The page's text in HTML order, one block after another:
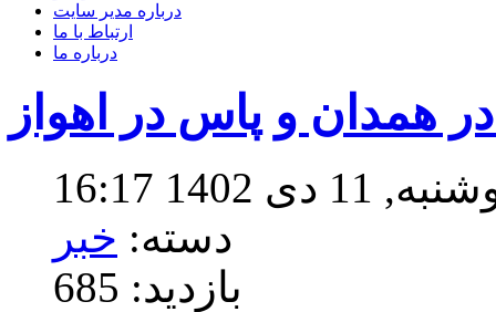
درباره مدیر سایت
ارتباط با ما
درباره ما
همدان و پاس در اهواز
1402 16:17
دسته: خبر
بازدید: 685